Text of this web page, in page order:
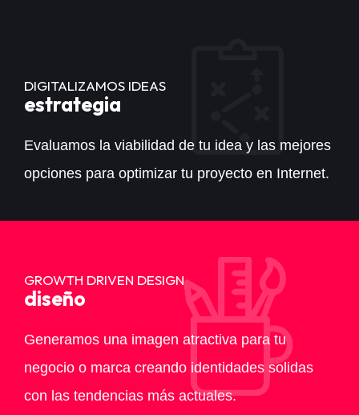
DIGITALIZAMOS IDEAS
estrategia
Evaluamos la viabilidad de tu idea y las mejores
opciones para optimizar tu proyecto en Internet.
GROWTH DRIVEN DESIGN
diseño
Generamos una imagen atractiva para tu
negocio o marca creando identidades solidas
con las tendencias más actuales.